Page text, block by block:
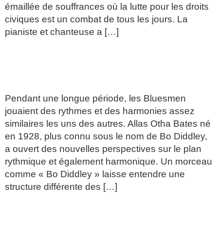
émaillée de souffrances où la lutte pour les droits
civiques est un combat de tous les jours. La
pianiste et chanteuse a […]
Pendant une longue période, les Bluesmen
jouaient des rythmes et des harmonies assez
similaires les uns des autres. Allas Otha Bates né
en 1928, plus connu sous le nom de Bo Diddley,
a ouvert des nouvelles perspectives sur le plan
rythmique et également harmonique. Un morceau
comme « Bo Diddley » laisse entendre une
structure différente des […]